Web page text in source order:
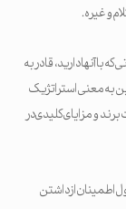
و غیره.
با آنها دارید، قادر به
به معنی استراتژیک
و مزایای کلیدی در
از داشتن